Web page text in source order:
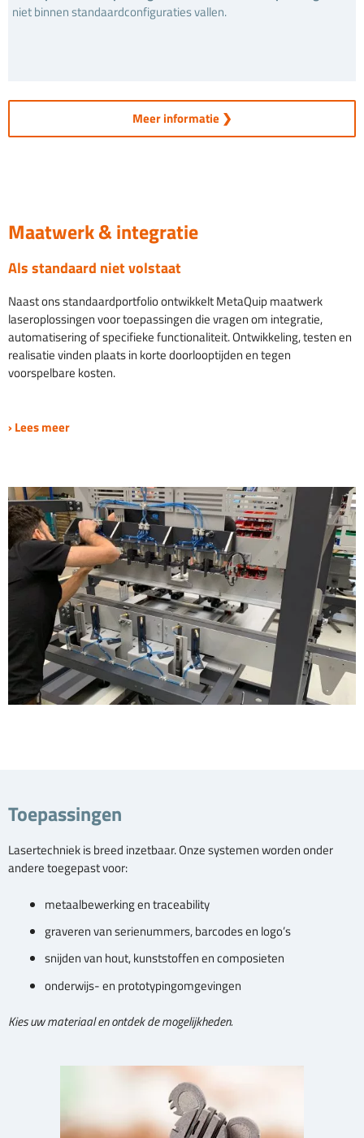
niet binnen standaardconfiguraties vallen.
Meer informatie ❯
Maatwerk & integratie
Als standaard niet volstaat
Naast ons standaardportfolio ontwikkelt MetaQuip maatwerk
laseroplossingen voor toepassingen die vragen om integratie,
automatisering of specifieke functionaliteit. Ontwikkeling, testen en
realisatie vinden plaats in korte doorlooptijden en tegen
voorspelbare kosten.
› Lees meer
Toepassingen
Lasertechniek is breed inzetbaar. Onze systemen worden onder
andere toegepast voor:
metaalbewerking en traceability
graveren van serienummers, barcodes en logo’s
snijden van hout, kunststoffen en composieten
onderwijs- en prototypingomgevingen
Kies uw materiaal en ontdek de mogelijkheden.